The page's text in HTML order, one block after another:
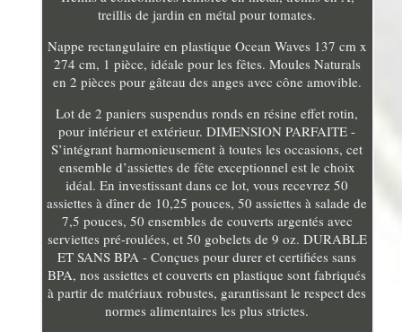
treillis de jardin en métal pour tomates.
Nappe rectangulaire en plastique Ocean Waves 137 cm x
274 cm, 1 pièce, idéale pour les fêtes. Moules Naturals
en 2 pièces pour gâteau des anges avec cône amovible.
Lot de 2 paniers suspendus ronds en résine effet rotin,
pour intérieur et extérieur. DIMENSION PARFAITE -
S’intégrant harmonieusement à toutes les occasions, cet
ensemble d’assiettes de fête exceptionnel est le choix
idéal. En investissant dans ce lot, vous recevrez 50
assiettes à dîner de 10,25 pouces, 50 assiettes à salade de
7,5 pouces, 50 ensembles de couverts argentés avec
serviettes pré-roulées, et 50 gobelets de 9 oz. DURABLE
ET SANS BPA - Conçues pour durer et certifiées sans
BPA, nos assiettes et couverts en plastique sont fabriqués
à partir de matériaux robustes, garantissant le respect des
normes alimentaires les plus strictes.